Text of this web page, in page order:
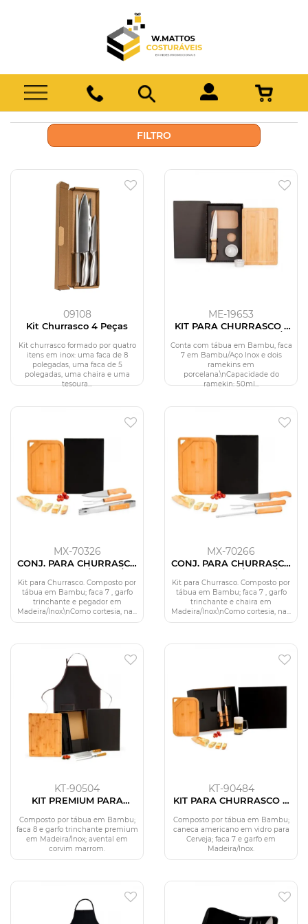
FILTRO
09108
Kit Churrasco 4 Peças
Kit churrasco formado por quatro
itens em inox: uma faca de 8
polegadas, uma faca de 5
polegadas, uma chaira e uma
tesoura...
ME-19653
KIT PARA CHURRASCO /
PETISCO EM BAMBU /
PORCELANA - 4 PÇS
Conta com tábua em Bambu, faca
7 em Bambu/Aço Inox e dois
ramekins em
porcelana.\nCapacidade do
ramekin: 50ml...
MX-70326
CONJ. PARA CHURRASCO
EM BAMBU / INOX /
MADEIRA - 4 PÇS
Kit para Churrasco. Composto por
tábua em Bambu; faca 7 , garfo
trinchante e pegador em
Madeira/Inox.\nComo cortesia, na...
MX-70266
CONJ. PARA CHURRASCO
EM BAMBU / INOX /
MADEIRA - 4 PÇS
Kit para Churrasco. Composto por
tábua em Bambu; faca 7 , garfo
trinchante e chaira em
Madeira/Inox.\nComo cortesia, na...
KT-90504
KIT PREMIUM PARA
Composto por tábua em Bambu;
faca 8 e garfo trinchante premium
em Madeira/Inox; avental em
corvim marrom.
KT-90484
KIT PARA CHURRASCO E
Composto por tábua em Bambu;
caneca americano em vidro para
Cerveja; faca 7 e garfo em
Madeira/Inox.